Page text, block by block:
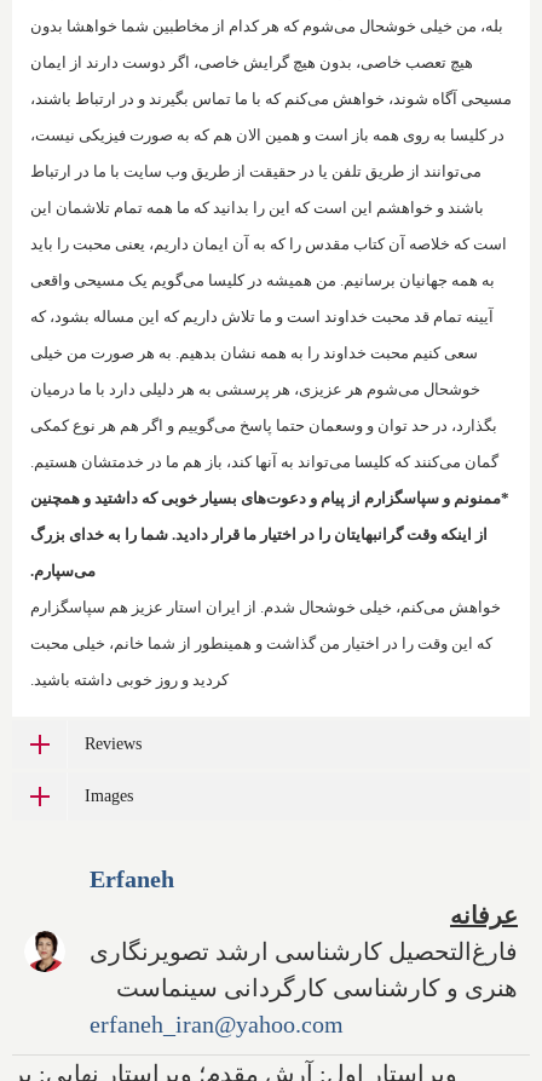
بله، من خیلی خوشحال می‌شوم که هر کدام از مخاطبین شما خواهشا بدون
هیچ تعصب خاصی، بدون هیچ گرایش خاصی، اگر دوست دارند از ایمان
مسیحی آگاه شوند، خواهش می‌کنم که با ما تماس بگیرند و در ارتباط باشند،
در کلیسا به روی همه باز است و همین الان هم که به صورت فیزیکی نیست،
می‌توانند از طریق تلفن یا در حقیقت از طریق وب سایت با ما در ارتباط
باشند و خواهشم این است که این را بدانید که ما همه تمام تلاشمان این
است که خلاصه آن کتاب مقدس را که به آن ایمان داریم، یعنی محبت را باید
به همه جهانیان برسانیم. من همیشه در کلیسا می‌گویم یک مسیحی واقعی
آیینه تمام قد محبت خداوند است و ما تلاش داریم که این مساله بشود، که
سعی کنیم محبت خداوند را به همه نشان بدهیم. به هر صورت من خیلی
خوشحال می‌شوم هر عزیزی، هر پرسشی به هر دلیلی دارد با ما درمیان
بگذارد، در حد توان و وسعمان حتما پاسخ می‌گوییم و اگر هم هر نوع کمکی
گمان می‌کنند که کلیسا می‌تواند به آنها کند، باز هم ما در خدمتشان هستیم.
*ممنونم و سپاسگزارم از پیام و دعوت‌های بسیار خوبی که داشتید و همچنین
از اینکه وقت گرانبهایتان را در اختیار ما قرار دادید. شما را به خدای بزرگ
می‌سپارم.
خواهش می‌کنم، خیلی خوشحال شدم. از ایران استار عزیز هم سپاسگزارم
که این وقت را در اختیار من گذاشت و همینطور از شما خانم، خیلی محبت
کردید و روز خوبی داشته باشید.
Reviews
Images
Erfaneh
عرفانه
فارغ‌التحصیل کارشناسی ارشد تصویرنگاری
هنری و کارشناسی کارگردانی سینماست
erfaneh_iran@yahoo.com
ویراستار اول: آرش مقدم؛ ویراستار نهایی: پر